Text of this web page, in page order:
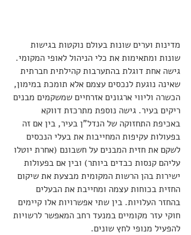
מדינות וערים שונות בעולם נוקטות בגישות
שונות ומתאימות את כלי הניהול לאופי המקומי.
גישה אחת דוגלת בהתערבות קהילתית חברתית
שאינה נוגעת לנכסים עצמם אלא תומכת במימון,
הכשרה וליווי ארגונים אזרחיים שמשקמים מבנים
ריקים בעיר. גישה נוספת מתרכזת דווקא
באכיפת התחזוקה של הנדל"ן בעיר, בין אם זה
בפעולות עקיפות המחייבות את בעלי הנכסים
לשקם את חזית המבנים על חשבונם (אחרת יוטלו
עליהם קנסות כבדים ביותר) ובין אם בפעולות
ישירות בהן הרשות המקומית מבצעת את שיקום
החזית בכוחות עצמה ומחייבת את הבעלים
בהחזר העלויות. בין שתי אפשרויות אלו קיימים
חוקי עזר מקומיים במנעד רחב המאפשר לרשויות
להפעיל מנופי לחץ שונים.